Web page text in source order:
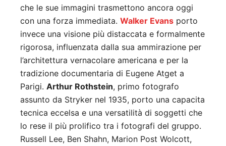
che le sue immagini trasmettono ancora oggi
con una forza immediata. Walker Evans porto
invece una visione più distaccata e formalmente
rigorosa, influenzata dalla sua ammirazione per
l’architettura vernacolare americana e per la
tradizione documentaria di Eugene Atget a
Parigi. Arthur Rothstein, primo fotografo
assunto da Stryker nel 1935, porto una capacita
tecnica eccelsa e una versatilità di soggetti che
lo rese il più prolifico tra i fotografi del gruppo.
Russell Lee, Ben Shahn, Marion Post Wolcott,